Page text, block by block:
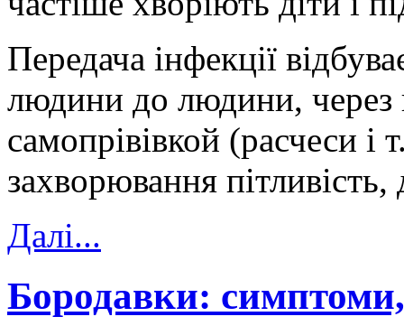
Передача інфекції
людини до людини, через
самопрівівкой (расчеси
захворювання пітливість,
Далi...
Бородавки: